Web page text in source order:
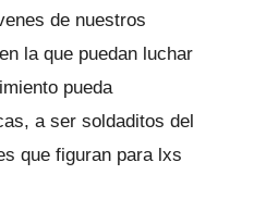
de nuestros
la que puedan luchar
pueda
a ser soldaditos del
que figuran para lxs